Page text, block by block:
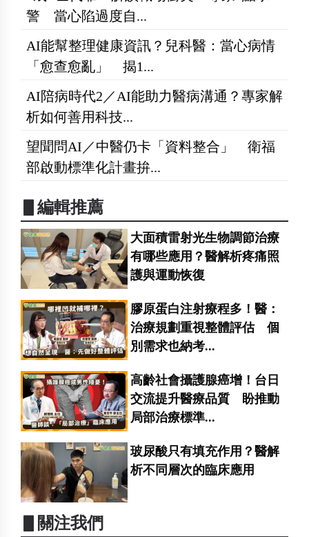
警 當心陷過度自...
AI能幫整理健康資訊？兒科醫：當心病情
「愈查愈亂」 揭1...
AI陪病時代2／AI能助力醫病溝通？專家解
析如何善用科技...
望聞問AI／中醫仍卡「資料整合」 衛福
部啟動標準化計畫拚...
▋編輯推薦
大面積雷射光生物調節治療
有哪些應用？醫解析疼痛照
護與運動恢復
膠原蛋白注射療程多！醫：
治療規劃重視整體評估 個
別需求也納考...
高齡社會攝護腺癌增！台日
交流提升醫療品質 盼推動
局部治療標準...
玻尿酸只有填充作用？醫解
析不同層次的臨床應用
▋關注我們